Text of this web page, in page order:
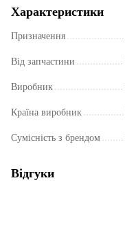
Характеристики
Призначення
Від запчастини
Виробник
Країна виробник
Сумісність з брендом
Відгуки